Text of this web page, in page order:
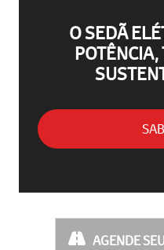
O SEDÃ
POTÊNCIA,
AGENDE